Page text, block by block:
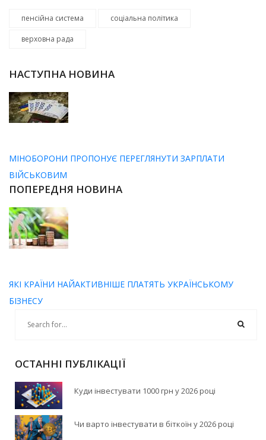
пенсійна система соціальна політика
верховна рада
НАСТУПНА НОВИНА
МІНОБОРОНИ ПРОПОНУЄ ПЕРЕГЛЯНУТИ ЗАРПЛАТИ
ВІЙСЬКОВИМ
ПОПЕРЕДНЯ НОВИНА
ЯКІ КРАЇНИ НАЙАКТИВНІШЕ ПЛАТЯТЬ УКРАЇНСЬКОМУ
БІЗНЕСУ
ОСТАННІ ПУБЛІКАЦІЇ
Куди інвестувати 1000 грн у 2026 році
Чи варто інвестувати в біткоїн у 2026 році